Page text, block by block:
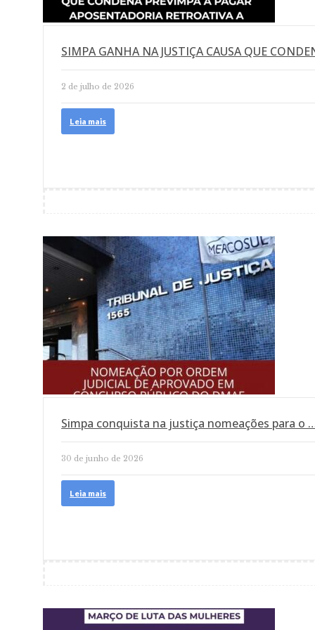
SIMPA GANHA NA JUSTIÇA CAUSA QUE
2 de julho de 2026
Leia mais
Simpa conquista na justiça nomeações para o
30 de junho de 2026
Leia mais